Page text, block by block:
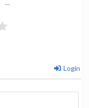
Login